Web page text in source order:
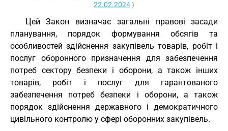
22.02.2024)
Цей Закон визначає загальні правові засади
планування, порядок формування обсягів та
особливостей здійснення закупівель товарів, робіт і
послуг оборонного призначення для забезпечення
потреб сектору безпеки і оборони, а також інших
товарів, робіт і послуг для гарантованого
забезпечення потреб безпеки і оборони, а також
порядок здійснення державного і демократичного
цивільного контролю у сфері оборонних закупівель.